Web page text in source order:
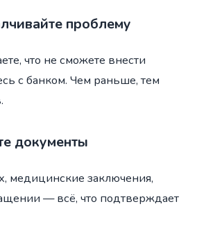
проблему
что не сможете внести
с банком. Чем раньше, тем
документы
медицинские заключения,
— всё, что подтверждает